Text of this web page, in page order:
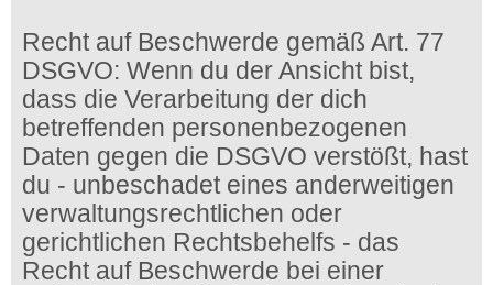
Recht auf Beschwerde gemäß Art. 77
DSGVO: Wenn du der Ansicht bist,
dass die Verarbeitung der dich
betreffenden personenbezogenen
Daten gegen die DSGVO verstößt, hast
du - unbeschadet eines anderweitigen
verwaltungsrechtlichen oder
gerichtlichen Rechtsbehelfs - das
Recht auf Beschwerde bei einer